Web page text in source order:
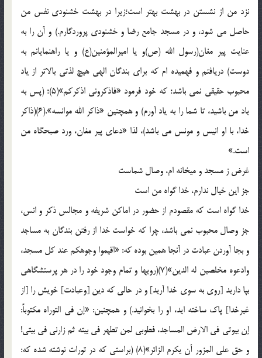
نزد من از نشستن در بهشت بهتر است؛زیرا در بهشت خشنودی نفس من
حاصل می شود، و در مسجد جامع رضا و خشنودی پروردگارم.) و آن را به
عنایت پیر مغان(رسول الله (ص)و یا امیرالمؤمنین(ع) و یا راهنمایانم به
دوست) دریافتم و فهمیده ام که برای بندگان الهی هیچ لذتی بالاتر از یاد
محبوب حقیقی نمی باشد؛ که خود فرمود «فاذکرونی اذکرکم»(5)؛ (پس به
یاد من باشید، تا شما را به یاد آورم) و همچنین «ذاکر الله موانسه».(6)(ذاکر
خدا، با او انیس و مونس می باشد)، لذا «دعای پیر مغان، ورد صبحگاه من
است.»
غرض ز مسجد و میخانه ام، وصال شماست
جز این خیال ندارم، خدا گواه من است
خدا گواه است که مقصودم از حضور در اماکن شریفه و مجالس ذکر و انس،
جز وصال محبوب نمی باشد، چرا که خواست خدا از رفتن بندگان به مساجد
و بجا آوردن عبادت در آنجا همین بوده که: «اقیموا وجوهکم عند کل مسجد،
وادعوه مخلصین له الدین»(7)(رویها و تمام وجود خود را در هر پرستشگاهی
بپا دارید [روی به سوی خدا آرید] و در حالی که دین [وعبادت] خویش را [از
غیرخدا] پاک ساخته اید، او را بخوانید.) و همچنین: «إن فی التوراه مکتوباً:
إن بیوتی فی الارض المساجد، فطوبی لمن تطهر فی بیته ثم زارنی فی بیتی!
و حق علی المزور أن یکرم الزائر»(8) (براستی که در تورات نوشته شده که: